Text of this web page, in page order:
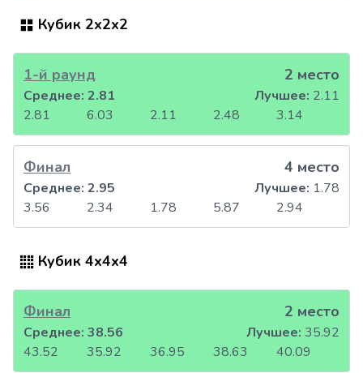
Кубик 2x2x2
1-й раунд 2 место
2.81 6.03 2.11 2.48 3.14
Среднее: 2.81 Лучшее: 2.11
Финал 4 место
3.56 2.34 1.78 5.87 2.94
Среднее: 2.95 Лучшее: 1.78
Кубик 4x4x4
Финал 2 место
43.52 35.92 36.95 38.63 40.09
Среднее: 38.56 Лучшее: 35.92